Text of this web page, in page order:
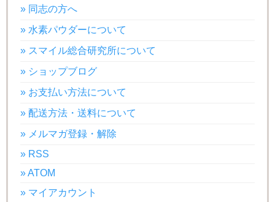
» 同志の方へ
» 水素パウダーについて
» スマイル総合研究所について
» ショップブログ
» お支払い方法について
» 配送方法・送料について
» メルマガ登録・解除
» RSS
» ATOM
» マイアカウント